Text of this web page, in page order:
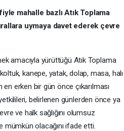
mahalle bazlı Atık Toplama
uymaya davet ederek çevre
amacıyla yürüttüğü Atık Toplama
kanepe, yatak, dolap, masa, halı
erken bir gün önce çıkarılması
belirlenen günlerden önce ya
ve halk sağlığını olumsuz
mümkün olacağını ifade etti.